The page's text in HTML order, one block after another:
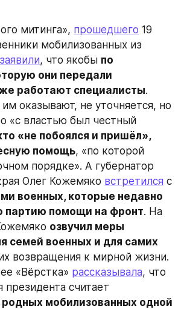
митинга», прошедшего 19
мобилизованных из
заявили, что якобы по
они передали
работают специалисты.
оказывают, не уточняется, но
«с властью был честный
«не побоялся и пришёл»,
помощь, «по которой
порядке». А губернатор
Олег Кожемяко встретился
военных, которые недавно
партию помощи на фронт. На
озвучил меры
семей военных и для самих
возвращения к мирной жизни.
«Вёрстка» рассказывала, что
родных мобилизованных одной